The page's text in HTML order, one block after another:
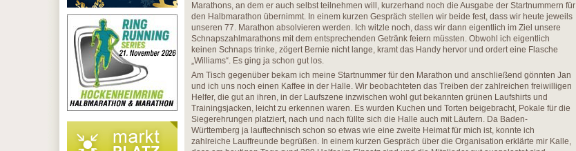
Marathons, an dem er auch selbst teilnehmen will, kurzerhand noch die Ausgabe der Startnummern für
den Halbmarathon übernimmt. In einem kurzen Gespräch stellen wir beide fest, dass wir heute jeweils
unseren 77. Marathon absolvieren werden. Ich witzle noch, dass wir dann eigentlich im Ziel unsere
Schnapszahlmarathons mit dem entsprechenden Getränk feiern müssten. Obwohl ich eigentlich
keinen Schnaps trinke, zögert Bernie nicht lange, kramt das Handy hervor und ordert eine Flasche
„Williams“. Es ging ja schon gut los.
Am Tisch gegenüber bekam ich meine Startnummer für den Marathon und anschließend gönnten Jan
und ich uns noch einen Kaffee in der Halle. Wir beobachteten das Treiben der zahlreichen freiwilligen
Helfer, die gut an ihren, in der Laufszene inzwischen wohl gut bekannten grünen Laufshirts und
Trainingsjacken, leicht zu erkennen waren. Es wurden Kuchen und Torten beigebracht, Pokale für die
Siegerehrungen platziert, nach und nach füllte sich die Halle auch mit Läufern. Da Baden-
Württemberg ja lauftechnisch schon so etwas wie eine zweite Heimat für mich ist, konnte ich
zahlreiche Lauffreunde begrüßen. In einem kurzen Gespräch über die Organisation erklärte mir Kalle,